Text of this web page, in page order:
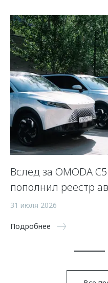
Вслед за OMODA
пополнил реестр
31 июля 2026
Подробнее